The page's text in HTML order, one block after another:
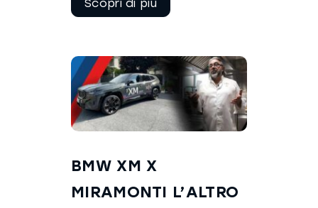
leggere
BMW XM X
MIRAMONTI L’ALTRO